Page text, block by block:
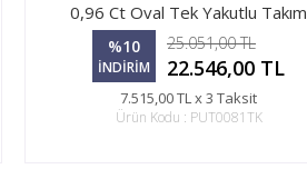
0,96 Ct Oval Tek Yakutlu Takım
%10
İNDİRİM
25.051,00 TL
22.546,00 TL
7.515,00 TL x 3 Taksit
Ürün Kodu : PUT0081TK